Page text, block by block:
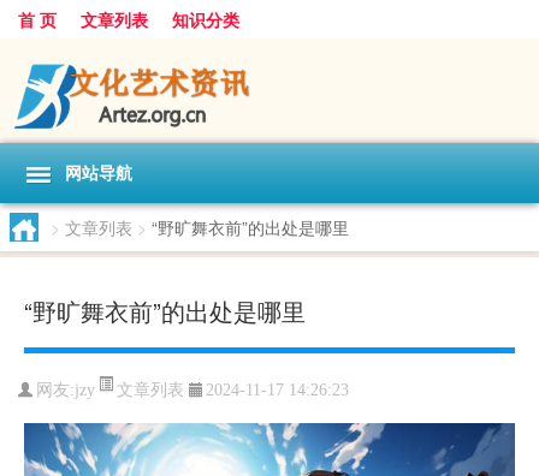
首 页 文章列表 知识分类
网站导航
> 文章列表 > “野旷舞衣前”的出处是哪里
“野旷舞衣前”的出处是哪里
网友:jzy 文章列表 2024-11-17 14:26:23